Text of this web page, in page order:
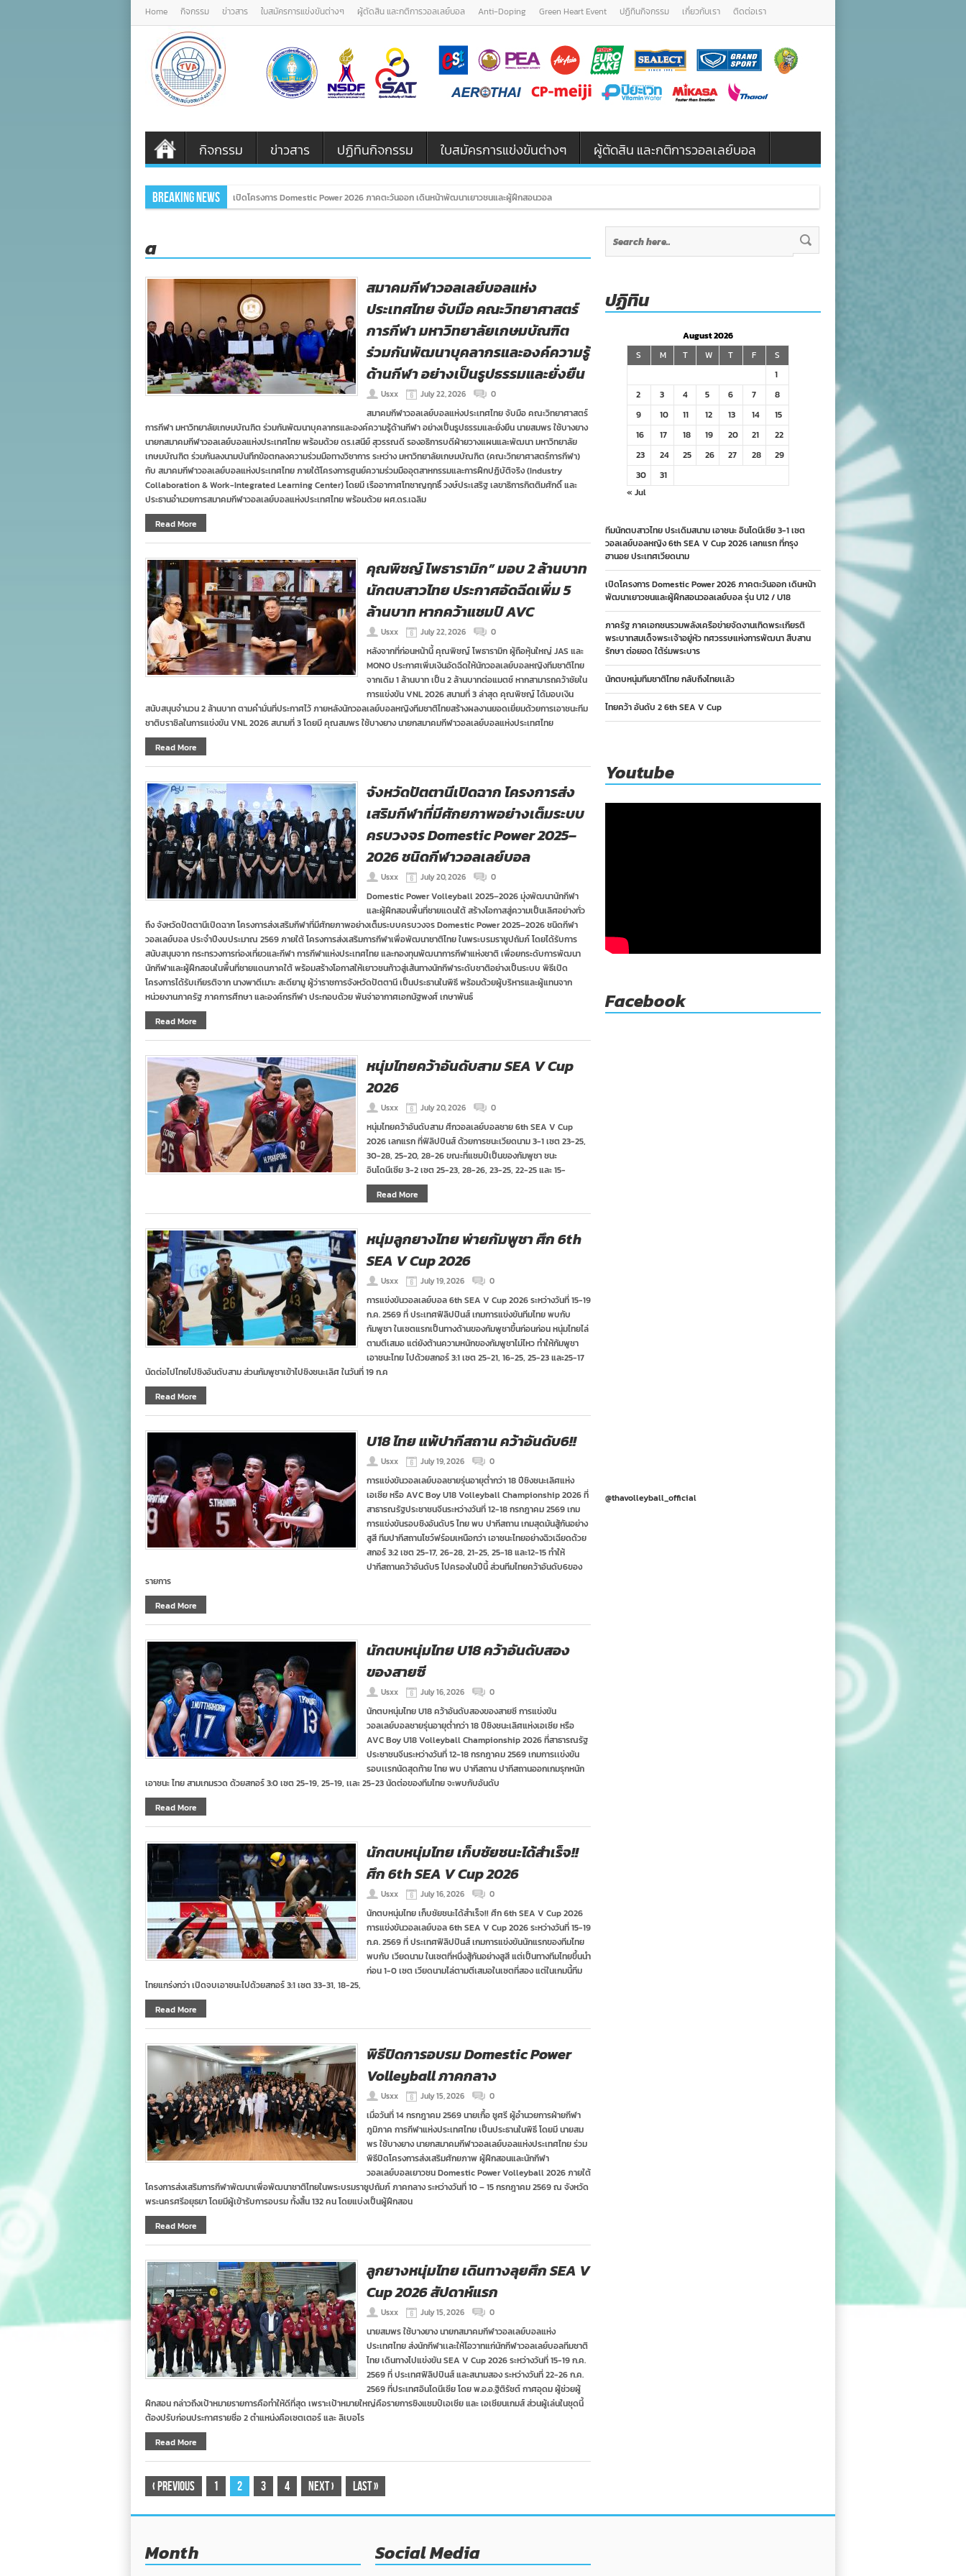
Home กิจกรรม ข่าวสาร ใบสมัครการแข่งขันต่างๆ ผู้ตัดสิน และกติการวอลเลย์บอล Anti-Doping Green Heart Event ปฏิทินกิจกรรม เกี่ยวกับเรา ติดต่อเรา
กิจกรรม ข่าวสาร ปฏิทินกิจกรรม ใบสมัครการแข่งขันต่างๆ ผู้ตัดสิน และกติการวอลเลย์บอล
Breaking News เปิดโครงการ Domestic Power 2026 ภาคตะวันออก เดินหน้าพัฒนาเยาวชนและผู้ฝึกสอนวอลเลย์บอล รุ่น U12 / U18
a
สมาคมกีฬาวอลเลย์บอลแห่ง
ประเทศไทย จับมือ คณะวิทยาศาสตร์
การกีฬา มหาวิทยาลัยเกษมบัณฑิต
ร่วมกันพัฒนาบุคลากรและองค์ความรู้
ด้านกีฬา อย่างเป็นรูปธรรมและยั่งยืน
Usxx July 22, 2026 0
สมาคมกีฬาวอลเลย์บอลแห่งประเทศไทย จับมือ คณะวิทยาศาสตร์
การกีฬา มหาวิทยาลัยเกษมบัณฑิต ร่วมกันพัฒนาบุคลากรและองค์ความรู้ด้านกีฬา อย่างเป็นรูปธรรมและยั่งยืน นายสมพร ใช้บางยาง
นายกสมาคมกีฬาวอลเลย์บอลแห่งประเทศไทย พร้อมด้วย ดร.เสนีย์ สุวรรณดี รองอธิการบดีฝ่ายวางแผนและพัฒนา มหาวิทยาลัย
เกษมบัณฑิต ร่วมกันลงนามบันทึกข้อตกลงความร่วมมือทางวิชาการ ระหว่าง มหาวิทยาลัยเกษมบัณฑิต (คณะวิทยาศาสตร์การกีฬา)
กับ สมาคมกีฬาวอลเลย์บอลแห่งประเทศไทย ภายใต้โครงการศูนย์ความร่วมมืออุตสาหกรรมและการฝึกปฏิบัติจริง (Industry
Collaboration & Work-Integrated Learning Center) โดยมี เรืออากาศโทชาญฤทธิ์ วงษ์ประเสริฐ เลขาธิการกิตติมศักดิ์ และ
ประธานอำนวยการสมาคมกีฬาวอลเลย์บอลแห่งประเทศไทย พร้อมด้วย ผศ.ดร.เฉลิม
Read More
คุณพิชญ์ โพธารามิก” มอบ 2 ล้านบาท
นักตบสาวไทย ประกาศอัดฉีดเพิ่ม 5
ล้านบาท หากคว้าแชมป์ AVC
Usxx July 22, 2026 0
หลังจากที่ก่อนหน้านี้ คุณพิชญ์ โพธารามิก ผู้ถือหุ้นใหญ่ JAS และ
MONO ประกาศเพิ่มเงินอัดฉีดให้นักวอลเลย์บอลหญิงทีมชาติไทย
จากเดิม 1 ล้านบาท เป็น 2 ล้านบาทต่อแมตช์ หากสามารถคว้าชัยใน
การแข่งขัน VNL 2026 สนามที่ 3 ล่าสุด คุณพิชญ์ ได้มอบเงิน
สนับสนุนจำนวน 2 ล้านบาท ตามคำมั่นที่ประกาศไว้ ภายหลังนักวอลเลย์บอลหญิงทีมชาติไทยสร้างผลงานยอดเยี่ยมด้วยการเอาชนะทีม
ชาติบราซิลในการแข่งขัน VNL 2026 สนามที่ 3 โดยมี คุณสมพร ใช้บางยาง นายกสมาคมกีฬาวอลเลย์บอลแห่งประเทศไทย
Read More
จังหวัดปัตตานีเปิดฉาก โครงการส่ง
เสริมกีฬาที่มีศักยภาพอย่างเต็มระบบ
ครบวงจร Domestic Power 2025–
2026 ชนิดกีฬาวอลเลย์บอล
Usxx July 20, 2026 0
Domestic Power Volleyball 2025–2026 มุ่งพัฒนานักกีฬา
และผู้ฝึกสอนพื้นที่ชายแดนใต้ สร้างโอกาสสู่ความเป็นเลิศอย่างทั่ว
ถึง จังหวัดปัตตานีเปิดฉาก โครงการส่งเสริมกีฬาที่มีศักยภาพอย่างเต็มระบบครบวงจร Domestic Power 2025–2026 ชนิดกีฬา
วอลเลย์บอล ประจำปีงบประมาณ 2569 ภายใต้ โครงการส่งเสริมการกีฬาเพื่อพัฒนาชาติไทย ในพระบรมราชูปถัมภ์ โดยได้รับการ
สนับสนุนจาก กระทรวงการท่องเที่ยวและกีฬา การกีฬาแห่งประเทศไทย และกองทุนพัฒนาการกีฬาแห่งชาติ เพื่อยกระดับการพัฒนา
นักกีฬาและผู้ฝึกสอนในพื้นที่ชายแดนภาคใต้ พร้อมสร้างโอกาสให้เยาวชนก้าวสู่เส้นทางนักกีฬาระดับชาติอย่างเป็นระบบ พิธีเปิด
โครงการได้รับเกียรติจาก นางพาตีเมาะ สะดียามู ผู้ว่าราชการจังหวัดปัตตานี เป็นประธานในพิธี พร้อมด้วยผู้บริหารและผู้แทนจาก
หน่วยงานภาครัฐ ภาคการศึกษา และองค์กรกีฬา ประกอบด้วย พันจ่าอากาศเอกนัฐพงศ์ เกษาพันธ์
Read More
หนุ่มไทยคว้าอันดับสาม SEA V Cup
2026
Usxx July 20, 2026 0
หนุ่มไทยคว้าอันดับสาม ศึกวอลเลย์บอลชาย 6th SEA V Cup
2026 เลกแรก ที่ฟิลิปปินส์ ด้วยการชนะเวียดนาม 3-1 เซต 23-25,
30-28, 25-20, 28-26 ขณะที่แชมป์เป็นของกัมพูชา ชนะ
อินโดนีเซีย 3-2 เซต 25-23, 28-26, 23-25, 22-25 และ 15-
Read More
หนุ่มลูกยางไทย พ่ายกัมพูชา ศึก 6th
SEA V Cup 2026
Usxx July 19, 2026 0
การแข่งขันวอลเลย์บอล 6th SEA V Cup 2026 ระหว่างวันที่ 15-19
ก.ค. 2569 ที่ ประเทศฟิลิปปินส์ เกมการแข่งขันทีมไทย พบกับ
กัมพูชา ในเซตแรกเป็นทางด้านของกัมพูชาขึ้นก่อนก่อน หนุ่มไทยไล่
ตามตีเสมอ แต่ยังต้านความหนักของกัมพูชาไม่ไหว ทำให้กัมพูชา
เอาชนะไทย ไปด้วยสกอร์ 3:1 เซต 25-21, 16-25, 25-23 และ25-17
นัดต่อไปไทยไปชิงอันดับสาม ส่วนกัมพูชาเข้าไปชิงชนะเลิศ ในวันที่ 19 ก.ค
Read More
U18 ไทย แพ้ปากีสถาน คว้าอันดับ6!!
Usxx July 19, 2026 0
การแข่งขันวอลเลย์บอลชายรุ่นอายุต่ำกว่า 18 ปีชิงชนะเลิศแห่ง
เอเซีย หรือ AVC Boy U18 Volleyball Championship 2026 ที่
สาธารณรัฐประชาชนจีนระหว่างวันที่ 12-18 กรกฎาคม 2569 เกม
การแข่งขันรอบชิงอันดับ5 ไทย พบ ปากีสถาน เกมสุดมันสู้กันอย่าง
สูสี ทีมปากีสถานโชว์ฟร์อมเหนือกว่า เอาชนะไทยอย่างฉิวเฉียดด้วย
สกอร์ 3:2 เซต 25-17, 26-28, 21-25, 25-18 และ12-15 ทำให้
ปากีสถานคว้าอันดับ5 ไปครองในปีนี้ ส่วนทีมไทยคว้าอันดับ6ของ
รายการ
Read More
นักตบหนุ่มไทย U18 คว้าอันดับสอง
ของสายซี
Usxx July 16, 2026 0
นักตบหนุ่มไทย U18 คว้าอันดับสองของสายซี การแข่งขัน
วอลเลย์บอลชายรุ่นอายุต่ำกว่า 18 ปีชิงชนะเลิศแห่งเอเซีย หรือ
AVC Boy U18 Volleyball Championship 2026 ที่สาธารณรัฐ
ประชาชนจีนระหว่างวันที่ 12-18 กรกฎาคม 2569 เกมการเเข่งขัน
รอบเเรกนัดสุดท้าย ไทย พบ ปากีสถาน ปากีสถานออกเกมรุกหนัก
เอาชนะ ไทย สามเกมรวด ด้วยสกอร์ 3:0 เซต 25-19, 25-19, เเละ 25-23 นัดต่อของทีมไทย จะพบกับอันดับ
Read More
นักตบหนุ่มไทย เก็บชัยชนะได้สำเร็จ!!
ศึก 6th SEA V Cup 2026
Usxx July 16, 2026 0
นักตบหนุ่มไทย เก็บชัยชนะได้สำเร็จ!! ศึก 6th SEA V Cup 2026
การแข่งขันวอลเลย์บอล 6th SEA V Cup 2026 ระหว่างวันที่ 15-19
ก.ค. 2569 ที่ ประเทศฟิลิปปินส์ เกมการแข่งขันนักแรกของทีมไทย
พบกับ เวียดนาม ในเซตที่หนึ่งสู้กันอย่างสูสี แต่เป็นทางทีมไทยขึ้นนำ
ก่อน 1-0 เซต เวียดนามไล่ตามตีเสมอในเซตที่สอง แต่ในเกมนี้ทีม
ไทยแกร่งกว่า เปิดจบเอาชนะไปด้วยสกอร์ 3:1 เซต 33-31, 18-25,
Read More
พิธีปิดการอบรม Domestic Power
Volleyball ภาคกลาง
Usxx July 15, 2026 0
เมื่อวันที่ 14 กรกฎาคม 2569 นายเกื้อ ชูศรี ผู้อำนวยการฝ่ายกีฬา
ภูมิภาค การกีฬาแห่งประเทศไทย เป็นประธานในพิธี โดยมี นายสม
พร ใช้บางยาง นายกสมาคมกีฬาวอลเลย์บอลแห่งประเทศไทย ร่วม
พิธีปิดโครงการส่งเสริมศักยภาพ ผู้ฝึกสอนและนักกีฬา
วอลเลย์บอลเยาวชน Domestic Power Volleyball 2026 ภายใต้
โครงการส่งเสริมการกีฬาพัฒนาเพื่อพัฒนาชาติไทยในพระบรมราชูปถัมภ์ ภาคกลาง ระหว่างวันที่ 10 – 15 กรกฎาคม 2569 ณ จังหวัด
พระนครศรีอยุธยา โดยมีผู้เข้ารับการอบรม ทั้งสิ้น 132 คน โดยแบ่งเป็นผู้ฝึกสอน
Read More
ลูกยางหนุ่มไทย เดินทางลุยศึก SEA V
Cup 2026 สัปดาห์แรก
Usxx July 15, 2026 0
นายสมพร ใช้บางยาง นายกสมาคมกีฬาวอลเลย์บอลแห่ง
ประเทศไทย ส่งนักกีฬาเเละให้โอวาทแก่นักกีฬาวอลเลย์บอลทีมชาติ
ไทย เดินทางไปแข่งขัน SEA V Cup 2026 ระหว่างวันที่ 15-19 ก.ค.
2569 ที่ ประเทศฟิลิปปินส์ และสนามสอง ระหว่างวันที่ 22-26 ก.ค.
2569 ที่ประเทศอินโดนีเซีย โดย พ.อ.อ.ฐิติรัชต์ กาศอุดม ผู้ช่วยผู้
ฝึกสอน กล่าวถึงเป้าหมายรายการคือทำให้ดีที่สุด เพราะเป้าหมายใหญ่คือรายการชิงแชมป์เอเชีย และ เอเชียนเกมส์ ส่วนผู้เล่นในชุดนี้
ต้องปรับก่อนประกาศรายชื่อ 2 ตำแหน่งคือเซตเตอร์ และ ลิเบอโร
Read More
‹ Previous 1 2 3 4 Next› Last»
ปฏิทิน
August 2026
S
M T W T F
S
1
2
3 4 5 6 7
8
9
10 11 12 13 14
15
16
17 18 19 20 21
22
23
24 25 26 27 28
29
30
31
« Jul
ทีมนักตบสาวไทย ประเดิมสนาม เอาชนะ อินโดนีเซีย 3-1 เซต
วอลเลย์บอลหญิง 6th SEA V Cup 2026 เลกแรก ที่กรุง
ฮานอย ประเทศเวียดนาม
เปิดโครงการ Domestic Power 2026 ภาคตะวันออก เดินหน้า
พัฒนาเยาวชนและผู้ฝึกสอนวอลเลย์บอล รุ่น U12 / U18
ภาครัฐ ภาคเอกชนรวมพลังเครือข่ายจัดงานเทิดพระเกียรติ
พระบาทสมเด็จพระเจ้าอยู่หัว ทศวรรษแห่งการพัฒนา สืบสาน
รักษา ต่อยอด ใต้ร่มพระบาร
นักตบหนุ่มทีมชาติไทย กลับถึงไทยเเล้ว
ไทยคว้า อันดับ 2 6th SEA V Cup
Youtube
Facebook
@thavolleyball_official
Month Social Media